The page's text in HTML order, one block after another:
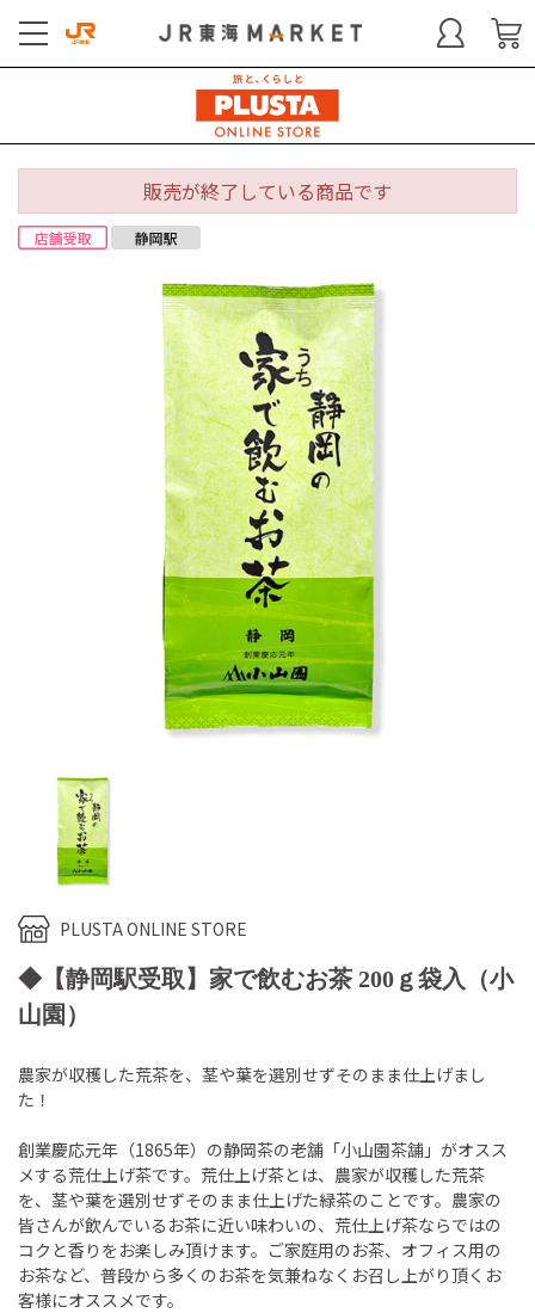
PLUSTA ONLINE STORE
◆【静岡駅受取】家で飲むお茶 200ｇ袋入（小
山園）
農家が収穫した荒茶を、茎や葉を選別せずそのまま仕上げまし
た！
創業慶応元年（1865年）の静岡茶の老舗「小山園茶舗」がオスス
メする荒仕上げ茶です。荒仕上げ茶とは、農家が収穫した荒茶
を、茎や葉を選別せずそのまま仕上げた緑茶のことです。農家の
皆さんが飲んでいるお茶に近い味わいの、荒仕上げ茶ならではの
コクと香りをお楽しみ頂けます。ご家庭用のお茶、オフィス用の
お茶など、普段から多くのお茶を気兼ねなくお召し上がり頂くお
客様にオススメです。
販売が終了している商品です